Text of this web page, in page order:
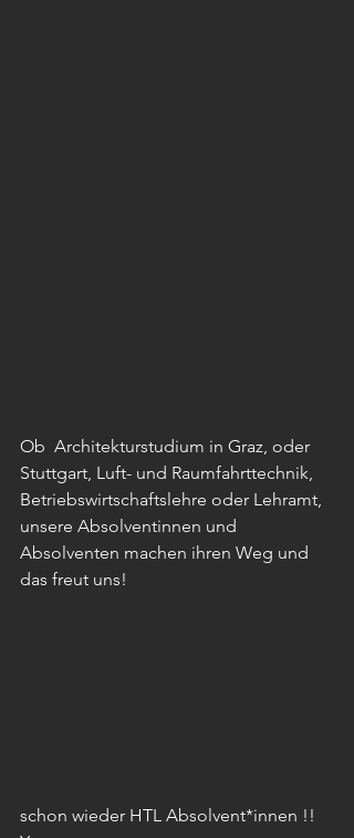
Ob  Architekturstudium in Graz, oder
Stuttgart, Luft- und Raumfahrttechnik,
Betriebswirtschaftslehre oder Lehramt,
unsere Absolventinnen und
Absolventen machen ihren Weg und
das freut uns!
schon wieder HTL Absolvent*innen !!